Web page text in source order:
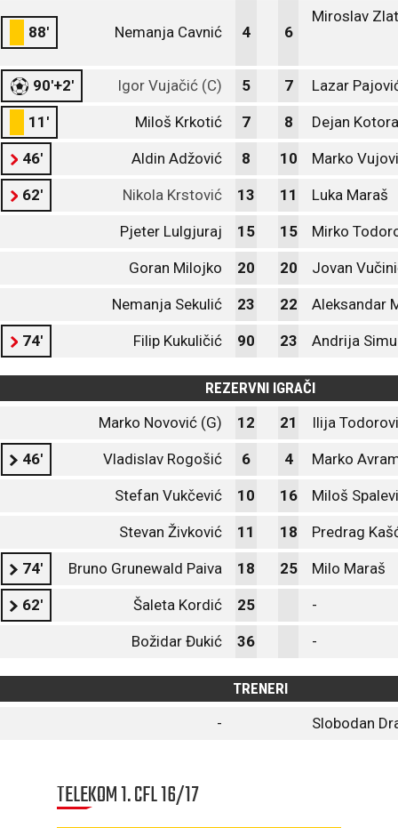
88' Nemanja Cavnić 4 6
Miroslav
90'+2' Igor Vujačić (C) 5 7 Lazar
11' Miloš Krkotić 7 8 Dejan
46' Aldin Adžović 8 10 Marko
62' Nikola Krstović 13 11 Luka Maraš
Pjeter Lulgjuraj 15 15 Mirko
Goran Milojko 20 20 Jovan
Nemanja Sekulić 23 22 Aleksandar
74' Filip Kukuličić 90 23 Andrija
REZERVNI IGRAČI
Marko Novović (G)
12 21 Ilija
46' Vladislav Rogošić 6 4 Marko
Stefan Vukčević 10 16 Miloš
Stevan Živković 11 18 Predrag
74' Bruno Grunewald Paiva 18 25 Milo Maraš
62' Šaleta Kordić 25 -
Božidar Đukić 36 -
TRENERI
-
Slobodan
TELEKOM 1. CFL 16/17